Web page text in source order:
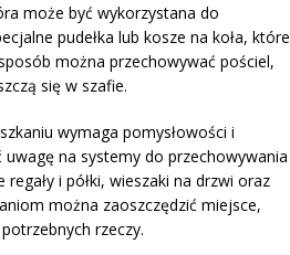
może być wykorzystana do
pudełka lub kosze na koła, które
można przechowywać pościel,
się w szafie.
wymaga pomysłowości i
na systemy do przechowywania
i półki, wieszaki na drzwi oraz
można zaoszczędzić miejsce,
rzeczy.